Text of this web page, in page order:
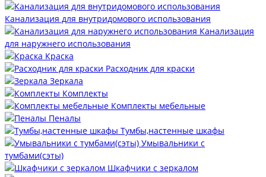
Канализация для внутридомового использования
Канализация
для наружнего использования
Краска
Расходник для краски
Зеркала
Комплекты
Комплекты мебельные
Пеналы
Тумбы,настенные шкафы
Умывальники с
тумбами(сэты)
Шкафчики с зеркалом